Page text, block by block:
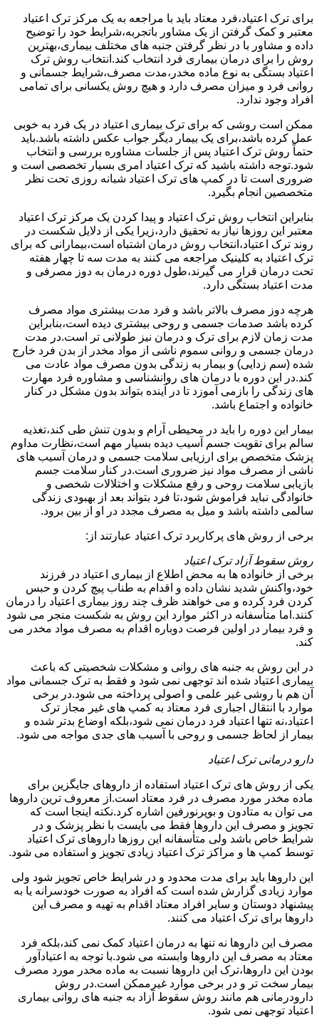
برای ترک اعتیاد،فرد معتاد باید با مراجعه به یک مرکز ترک اعتیاد
معتبر و کمک گرفتن از یک مشاور باتجربه،شرایط خود را توضیح
داده و مشاور با در نظر گرفتن جنبه های مختلف بیماری،بهترین
روش را برای درمان بیماری فرد انتخاب کند.انتخاب روش ترک
اعتیاد بستگی به نوع ماده مخدر،مدت مصرف،شرایط جسمانی و
روانی فرد و میزان مصرف دارد و هیچ روش یکسانی برای تمامی
افراد وجود ندارد.
ممکن است روشی که برای ترک بیماری اعتیاد در یک فرد به خوبی
عمل کرده باشد،برای یک بیمار دیگر جواب عکس داشته باشد.باید
حتماً روش ترک اعتیاد پس از جلسات مشاوره بررسی و انتخاب
شود.توجه داشته باشید که ترک اعتیاد امری بسیار تخصصی است و
ضروری است تا در کمپ های ترک اعتیاد شبانه روزی تحت نظر
متخصصین انجام بگیرد.
بنابراین انتخاب روش ترک اعتیاد و پیدا کردن یک مرکز ترک اعتیاد
معتبر این روزها نیاز به تحقیق دارد،زیرا یکی از دلایل شکست در
روند ترک اعتیاد،انتخاب روش درمان اشتباه است،بیمارانی که برای
ترک اعتیاد به کلینیک مراجعه می کنند به مدت سه تا چهار هفته
تحت درمان قرار می گیرند،طول دوره درمان به دوز مصرفی و
مدت اعتیاد بستگی دارد.
هرچه دوز مصرف بالاتر باشد و فرد مدت بیشتری مواد مصرف
کرده باشد صدمات جسمی و روحی بیشتری دیده است،بنابراین
مدت زمان لازم برای ترک و درمان نیز طولانی تر است.در مدت
درمان جسمی و روانی سموم ناشی از مواد مخدر از بدن فرد خارج
شده (سم زدایی) و بیمار به زندگی بدون مصرف مواد عادت می
کند.در این دوره با درمان های روانشناسی و مشاوره فرد مهارت
های زندگی را بازمی آموزد تا در آینده بتواند بدون مشکل در کنار
خانواده و اجتماع باشد.
بیمار این دوره را باید در محیطی آرام و بدون تنش طی کند،تغذیه
سالم برای تقویت جسم آسیب دیده بسیار مهم است،نظارت مداوم
پزشک متخصص برای ارزیابی سلامت جسمی و درمان آسیب های
ناشی از مصرف مواد نیز ضروری است.در کنار سلامت جسم
بازیابی سلامت روحی و رفع مشکلات و اختلالات شخصی و
خانوادگی نباید فراموش شود،تا فرد بتواند بعد از بهبودی زندگی
سالمی داشته باشد و میل به مصرف مجدد در او از بین برود.
برخی از روش های پرکاربرد ترک اعتیاد عبارتند از:
روش سقوط آزاد ترک اعتیاد
برخی از خانواده ها به محض اطلاع از بیماری اعتیاد در فرزند
خود،واکنش شدید نشان داده و اقدام به طناب پیچ کردن و حبس
کردن فرد کرده و می خواهند ظرف چند روز بیماری اعتیاد را درمان
کنند.اما متأسفانه در اکثر موارد این روش به شکست منجر می شود
و فرد بیمار در اولین فرصت دوباره اقدام به مصرف مواد مخدر می
کند.
در این روش به جنبه های روانی و مشکلات شخصیتی که باعث
بیماری اعتیاد شده اند توجهی نمی شود و فقط به ترک جسمانی مواد
آن هم با روشی غیر علمی و اصولی پرداخته می شود.در برخی
موارد با انتقال اجباری فرد معتاد به کمپ های غیر مجاز ترک
اعتیاد،نه تنها اعتیاد فرد درمان نمی شود،بلکه اوضاع بدتر شده و
بیمار از لحاظ جسمی و روحی با آسیب های جدی مواجه می شود.
دارو درمانی ترک اعتیاد
یکی از روش های ترک اعتیاد استفاده از داروهای جایگزین برای
ماده مخدر مورد مصرف در فرد معتاد است.از معروف ترین داروها
می توان به متادون و بوپرنورفین اشاره کرد.نکته اینجا است که
تجویز و مصرف این داروها فقط می بایست با نظر پزشک و در
شرایط خاص باشد ولی متأسفانه این روزها داروهای ترک اعتیاد
توسط کمپ ها و مراکز ترک اعتیاد زیادی تجویز و استفاده می شود.
این داروها باید برای مدت محدود و در شرایط خاص تجویز شود ولی
موارد زیادی گزارش شده است که افراد به صورت خودسرانه یا به
پیشنهاد دوستان و سایر افراد معتاد اقدام به تهیه و مصرف این
داروها برای ترک اعتیاد می کنند.
مصرف این داروها نه تنها به درمان اعتیاد کمک نمی کند،بلکه فرد
معتاد به مصرف این داروها وابسته می شود.با توجه به اعتیادآور
بودن این داروها،ترک این داروها نسبت به ماده مخدر مورد مصرف
بیمار سخت تر و در برخی موارد غیرممکن است.در روش
دارودرمانی هم مانند روش سقوط آزاد به جنبه های روانی بیماری
اعتیاد توجهی نمی شود.